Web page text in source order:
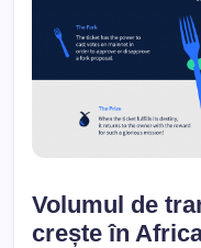
Volumul de
crește în